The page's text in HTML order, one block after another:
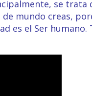
se trata
mundo creas,
es el Ser humano.